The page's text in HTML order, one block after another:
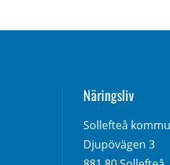
Näringsliv
Sollefteå
Djupövägen 3